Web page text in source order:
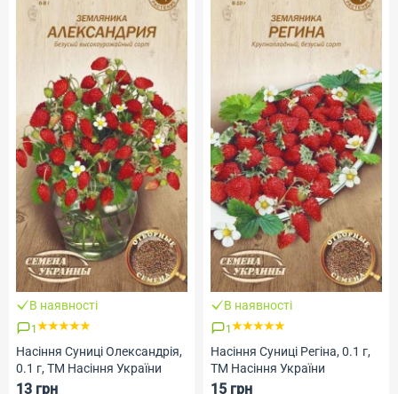
В наявності
1
Насіння Суниці Олександрія,
0.1 г, ТМ Насіння України
13 грн
В наявності
1
Насіння Суниці Регіна, 0.1 г,
ТМ Насіння України
15 грн